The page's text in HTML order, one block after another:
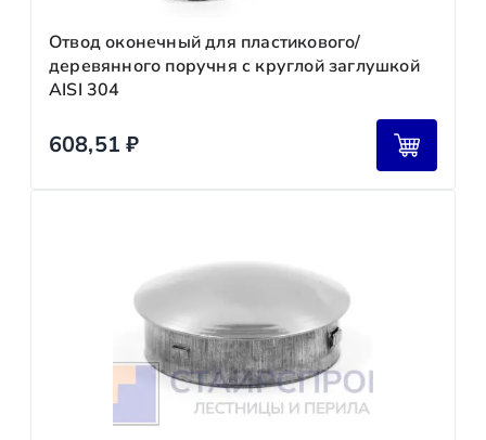
Отвод оконечный для пластикового/
деревянного поручня с круглой заглушкой
AISI 304
608,51₽